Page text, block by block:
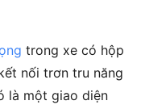
trong xe có hộp
nối trơn tru năng
là một giao diện